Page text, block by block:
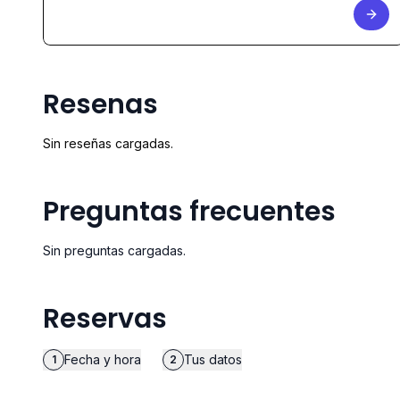
Resenas
Sin reseñas cargadas.
Preguntas frecuentes
Sin preguntas cargadas.
Reservas
1 Fecha y hora 2 Tus datos